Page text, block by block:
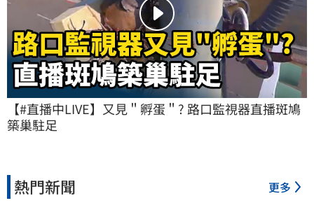
【#直播中LIVE】又見＂孵蛋＂? 路口監視器直播斑鳩
築巢駐足
熱門新聞 更多